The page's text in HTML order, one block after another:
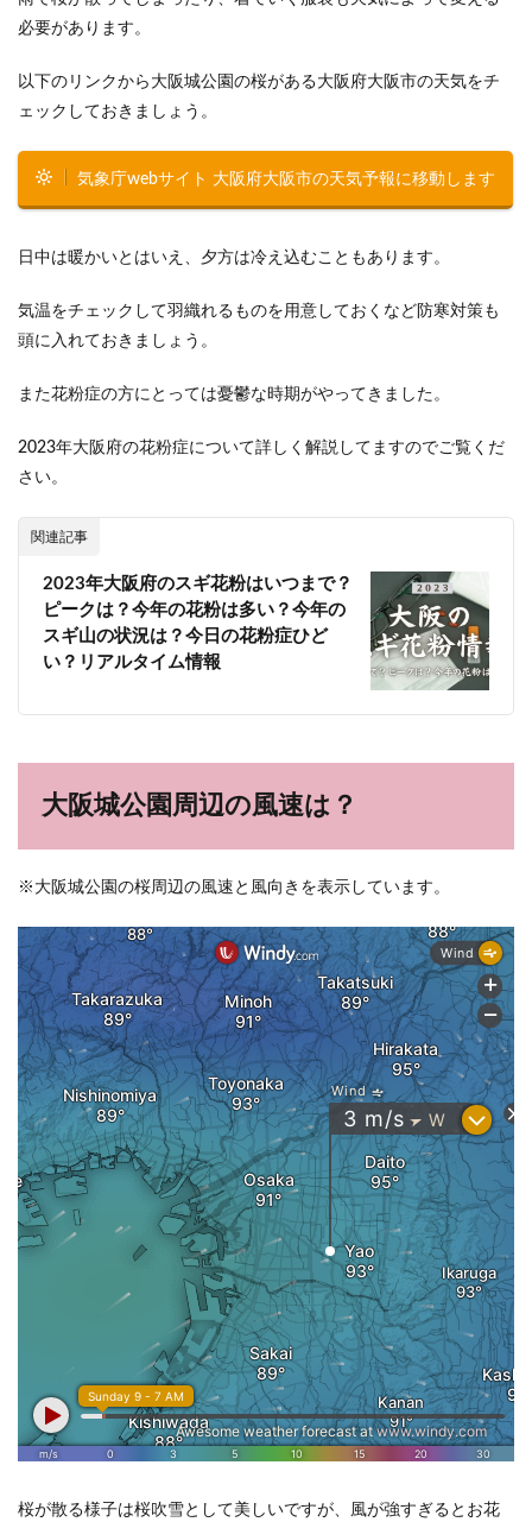
必要があります。
以下のリンクから大阪城公園の桜がある大阪府大阪市の天気をチ
ェックしておきましょう。
気象庁webサイト 大阪府大阪市の天気予報に移動します
日中は暖かいとはいえ、夕方は冷え込むこともあります。
気温をチェックして羽織れるものを用意しておくなど防寒対策も
頭に入れておきましょう。
また花粉症の方にとっては憂鬱な時期がやってきました。
2023年大阪府の花粉症について詳しく解説してますのでご覧くだ
さい。
関連記事
2023年大阪府のスギ花粉はいつまで？
ピークは？今年の花粉は多い？今年の
スギ山の状況は？今日の花粉症ひど
い？リアルタイム情報
大阪城公園周辺の風速は？
※大阪城公園の桜周辺の風速と風向きを表示しています。
桜が散る様子は桜吹雪として美しいですが、風が強すぎるとお花